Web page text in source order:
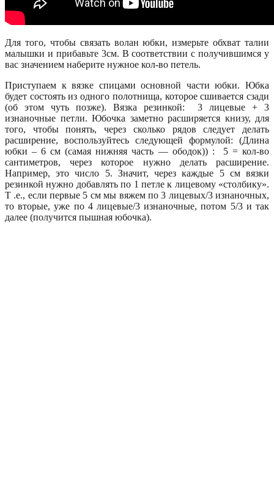
Для того, чтобы связать волан юбки, измерьте обхват талии
малышки и прибавьте 3см. В соответствии с получившимся у
вас значением наберите нужное кол-во петель.
Приступаем к вязке спицами основной части юбки. Юбка
будет состоять из одного полотнища, которое сшивается сзади
(об этом чуть позже). Вязка резинкой: 3 лицевые + 3
изнаночные петли. Юбочка заметно расширяется книзу, для
того, чтобы понять, через сколько рядов следует делать
расширение, воспользуйтесь следующей формулой: (Длина
юбки – 6 см (самая нижняя часть — ободок)) : 5 = кол-во
сантиметров, через которое нужно делать расширение.
Например, это число 5. Значит, через каждые 5 см вязки
резинкой нужно добавлять по 1 петле к лицевому «столбику».
Т .е., если первые 5 см мы вяжем по 3 лицевых/3 изнаночных,
то вторые, уже по 4 лицевые/3 изнаночные, потом 5/3 и так
далее (получится пышная юбочка).